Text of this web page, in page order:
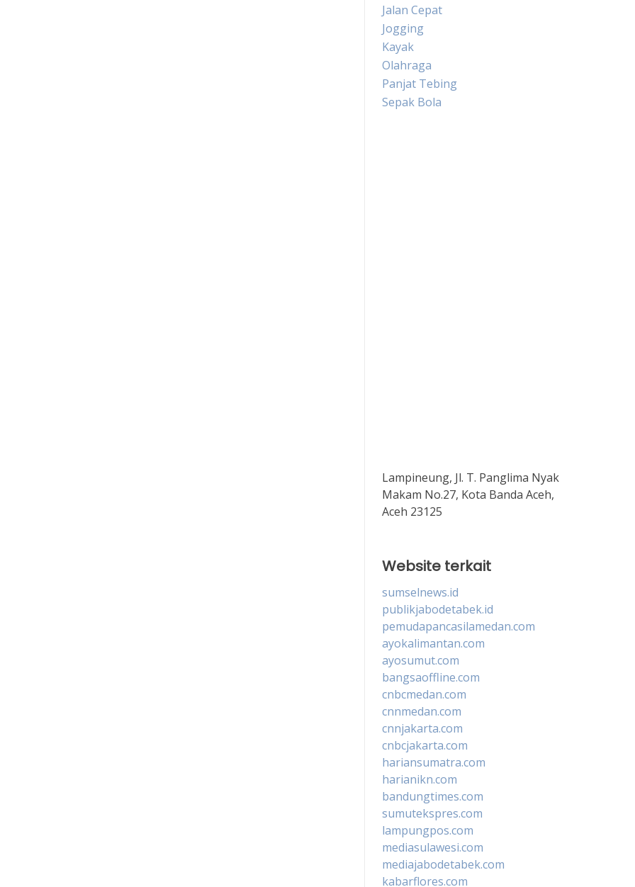
Jalan Cepat
Jogging
Kayak
Olahraga
Panjat Tebing
Sepak Bola
Lampineung, Jl. T. Panglima Nyak
Makam No.27, Kota Banda Aceh,
Aceh 23125
Website terkait
sumselnews.id
publikjabodetabek.id
pemudapancasilamedan.com
ayokalimantan.com
ayosumut.com
bangsaoffline.com
cnbcmedan.com
cnnmedan.com
cnnjakarta.com
cnbcjakarta.com
hariansumatra.com
harianikn.com
bandungtimes.com
sumutekspres.com
lampungpos.com
mediasulawesi.com
mediajabodetabek.com
kabarflores.com